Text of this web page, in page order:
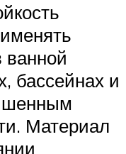
ванной
бассейнах и
Материал